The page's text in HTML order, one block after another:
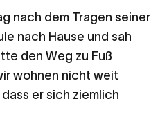
nach dem Tragen seiner
nach Hause und sah
den Weg zu Fuß
wohnen nicht weit
er sich ziemlich